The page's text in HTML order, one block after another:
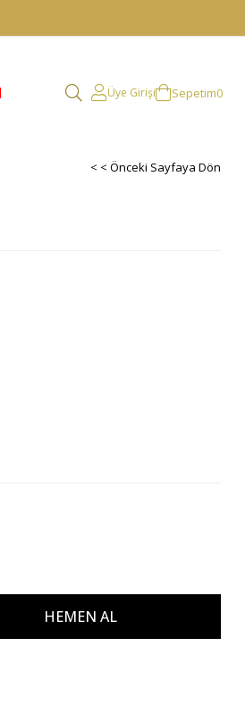
Üye Girişi Sepetim0
< < Önceki Sayfaya Dön